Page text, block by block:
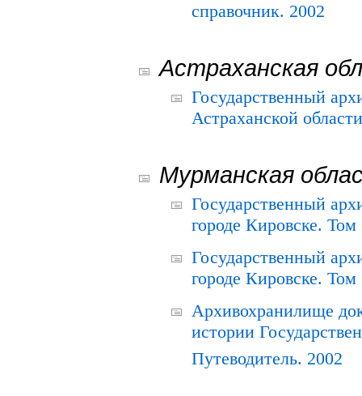
справочник. 2002
Астраханская
Государственный
Астраханской
Мурманская
Государственный
городе Кировске.
Государственный
городе Кировске.
Архивохранилище
истории
Путеводитель. 2002